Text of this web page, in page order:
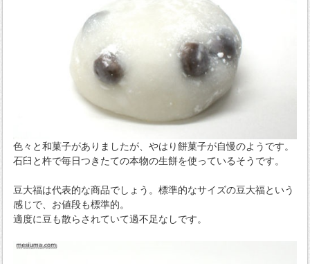
色々と和菓子がありましたが、やはり餅菓子が自慢のようです。
石臼と杵で毎日つきたての本物の生餅を使っているそうです。
豆大福は代表的な商品でしょう。標準的なサイズの豆大福という
感じで、お値段も標準的。
適度に豆も散らされていて過不足なしです。